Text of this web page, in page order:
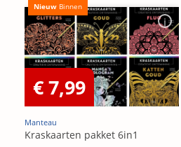
Nieuw Binnen
€ 7,99
Manteau
Kraskaarten pakket 6in1